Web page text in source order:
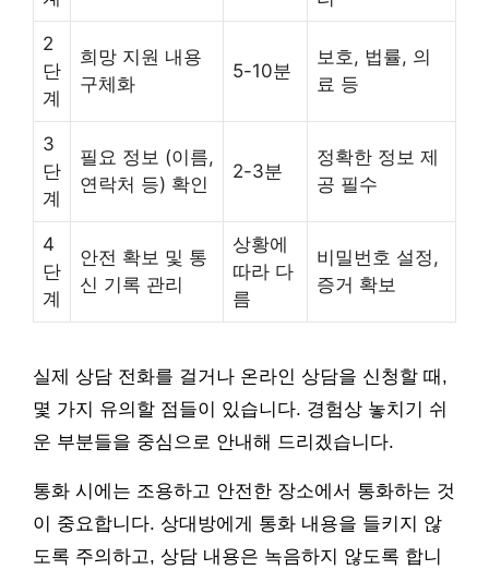
2
단
계
희망 지원 내용
구체화
5-10분
보호, 법률, 의
료 등
3
단
계
필요 정보 (이름,
연락처 등) 확인
2-3분
정확한 정보 제
공 필수
4
단
계
안전 확보 및 통
신 기록 관리
상황에
따라 다
름
비밀번호 설정,
증거 확보
실제 상담 전화를 걸거나 온라인 상담을 신청할 때,
몇 가지 유의할 점들이 있습니다. 경험상 놓치기 쉬
운 부분들을 중심으로 안내해 드리겠습니다.
통화 시에는 조용하고 안전한 장소에서 통화하는 것
이 중요합니다. 상대방에게 통화 내용을 들키지 않
도록 주의하고, 상담 내용은 녹음하지 않도록 합니